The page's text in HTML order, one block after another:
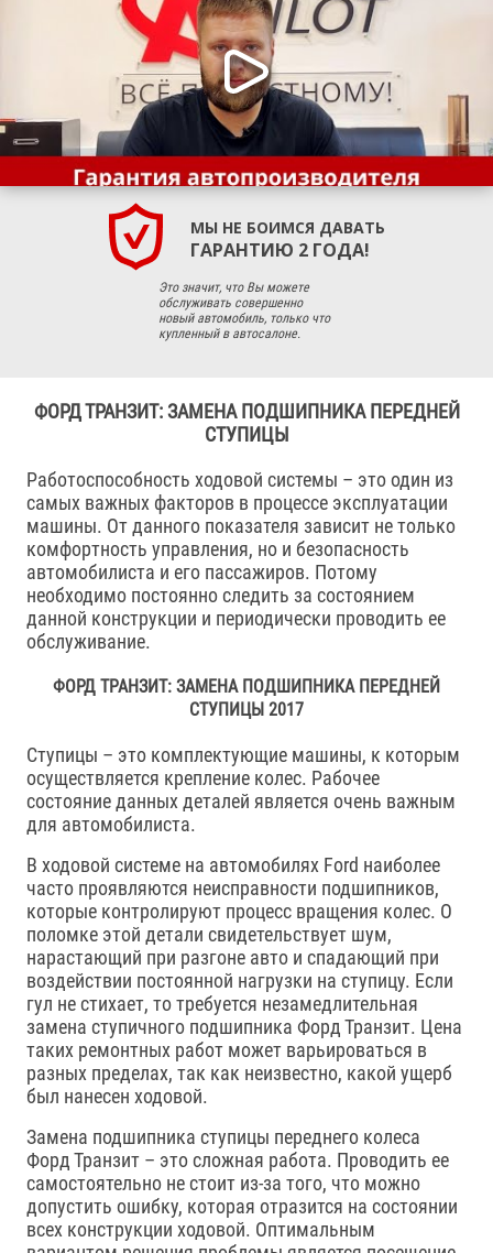
МЫ НЕ БОИМСЯ ДАВАТЬ
ГАРАНТИЮ 2 ГОДА!
Это значит, что Вы можете
обслуживать совершенно
новый автомобиль, только что
купленный в автосалоне.
ФОРД ТРАНЗИТ: ЗАМЕНА ПОДШИПНИКА ПЕРЕДНЕЙ
СТУПИЦЫ
Работоспособность ходовой системы – это один из
самых важных факторов в процессе эксплуатации
машины. От данного показателя зависит не только
комфортность управления, но и безопасность
автомобилиста и его пассажиров. Потому
необходимо постоянно следить за состоянием
данной конструкции и периодически проводить ее
обслуживание.
ФОРД ТРАНЗИТ: ЗАМЕНА ПОДШИПНИКА ПЕРЕДНЕЙ
СТУПИЦЫ 2017
Ступицы – это комплектующие машины, к которым
осуществляется крепление колес. Рабочее
состояние данных деталей является очень важным
для автомобилиста.
В ходовой системе на автомобилях Ford наиболее
часто проявляются неисправности подшипников,
которые контролируют процесс вращения колес. О
поломке этой детали свидетельствует шум,
нарастающий при разгоне авто и спадающий при
воздействии постоянной нагрузки на ступицу. Если
гул не стихает, то требуется незамедлительная
замена ступичного подшипника Форд Транзит. Цена
таких ремонтных работ может варьироваться в
разных пределах, так как неизвестно, какой ущерб
был нанесен ходовой.
Замена подшипника ступицы переднего колеса
Форд Транзит – это сложная работа. Проводить ее
самостоятельно не стоит из-за того, что можно
допустить ошибку, которая отразится на состоянии
всех конструкции ходовой. Оптимальным